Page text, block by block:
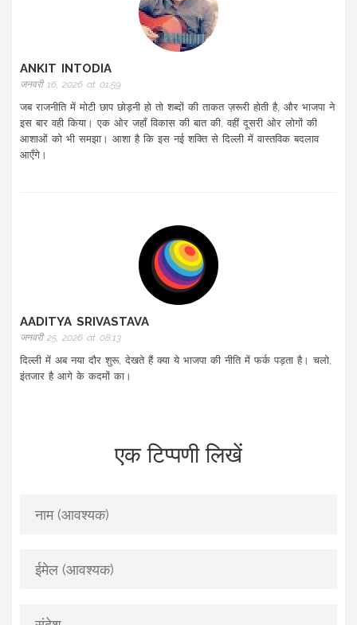
ANKIT INTODIA
जनवरी 16, 2026 at 01:59
जब राजनीति में मोटी छाप छोड़नी हो तो शब्दों की ताकत ज़रूरी होती है, और भाजपा ने
इस बार वही किया। एक ओर जहाँ विकास की बात की, वहीं दूसरी ओर लोगों की
आशाओं को भी समझा। आशा है कि इस नई शक्ति से दिल्ली में वास्तविक बदलाव
आएँगे।
AADITYA SRIVASTAVA
जनवरी 25, 2026 at 08:13
दिल्ली में अब नया दौर शुरू, देखते हैं क्या ये भाजपा की नीति में फर्क पड़ता है। चलो,
इंतजार है आगे के कदमों का।
एक टिप्पणी लिखें